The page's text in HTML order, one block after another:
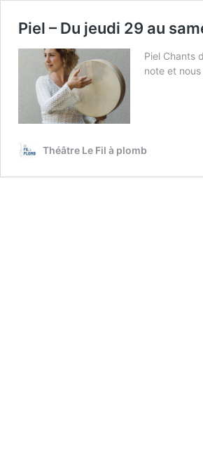
Piel – Du jeudi 29 au
Piel Chants
note et
Théâtre Le Fil à plomb